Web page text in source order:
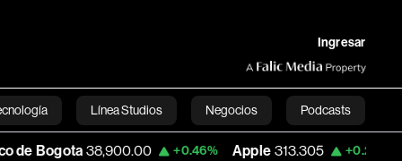
Ingresar
Línea Studios Negocios Podcasts
English+0.46% Apple 313.305 +0.25% USD COP